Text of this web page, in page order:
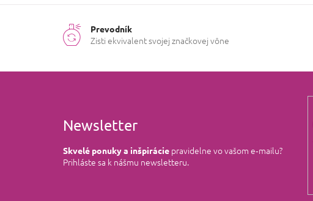
Prevodník
Zisti ekvivalent svojej značkovej vône
Newsletter
Skvelé ponuky a inšpirácie pravidelne vo vašom e‑mailu?
Prihláste sa k nášmu newsletteru.